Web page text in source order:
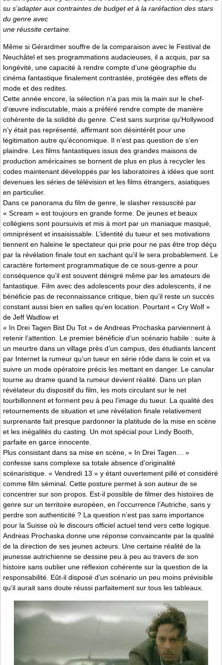
su s’adapter aux contraintes de budget et à la raréfaction des stars
du genre avec
une réussite certaine.
Même si Gérardmer souffre de la comparaison avec le Festival de
Neuchâtel et ses programmations audacieuses, il a acquis, par sa
longévité, une capacité à rendre compte d’une géographie du
cinéma fantastique finalement contrastée, protégée des effets de
mode et des redites.
Cette année encore, la sélection n’a pas mis la main sur le chef-
d’œuvre indiscutable, mais a préféré rendre compte de manière
cohérente de la solidité du genre. C’est sans surprise qu’Hollywood
n’y était pas représenté, affirmant son désintérêt pour une
légitimation autre qu’économique. Il n’est pas question de s’en
plaindre. Les films fantastiques issus des grandes maisons de
production américaines se bornent de plus en plus à recycler les
codes maintenant développés par les laboratoires à idées que sont
devenues les séries de télévision et les films étrangers, asiatiques
en particulier.
Dans ce panorama du film de genre, le slasher ressuscité par
« Scream » est toujours en grande forme. De jeunes et beaux
collégiens sont poursuivis et mis à mort par un maniaque masqué,
omniprésent et insaisissable. L’identité du tueur et ses motivations
tiennent en haleine le spectateur qui prie pour ne pas être trop déçu
par la révélation finale tout en sachant qu’il le sera probablement. Le
caractère fortement programmatique de ce sous-genre a pour
conséquence qu’il est souvent dénigré même par les amateurs de
fantastique. Film avec des adolescents pour des adolescents, il ne
bénéficie pas de reconnaissance critique, bien qu’il reste un succès
constant aussi bien en salles qu’en location. Pourtant « Cry Wolf »
de Jeff Wadlow et
« In Drei Tagen Bist Du Tot » de Andreas Prochaska parviennent à
retenir l’attention. Le premier bénéficie d’un scénario habile : suite à
un meurtre dans un village près d’un campus, des étudiants lancent
par Internet la rumeur qu’un tueur en série rôde dans le coin et va
suivre un mode opératoire précis les mettant en danger. Le canular
tourne au drame quand la rumeur devient réalité. Dans un plan
révélateur du dispositif du film, les mots circulant sur le net
tourbillonnent et forment peu à peu l’image du tueur. La qualité des
retournements de situation et une révélation finale relativement
surprenante fait presque pardonner la platitude de la mise en scène
et les inégalités du casting. Un mot spécial pour Lindy Booth,
parfaite en garce innocente.
Plus consistant dans sa mise en scène, « In Drei Tagen… »
confesse sans complexe sa totale absence d’originalité
scénaristique. « Vendredi 13 » y étant ouvertement pillé et considéré
comme film séminal. Cette posture permet à son auteur de se
concentrer sur son propos. Est-il possible de filmer des histoires de
genre sur un territoire européen, en l’occurrence l’Autriche, sans y
perdre son authenticité ? La question n’est pas sans importance
pour la Suisse où le discours officiel actuel tend vers cette logique.
Andreas Prochaska donne une réponse convaincante par la qualité
de la direction de ses jeunes acteurs. Une certaine réalité de la
jeunesse autrichienne se dessine peu à peu au travers de son
histoire sans oublier une réflexion cohérente sur la question de la
responsabilité. Eût-il disposé d’un scénario un peu moins prévisible
qu’il aurait sans doute réussi parfaitement sur tous les tableaux.